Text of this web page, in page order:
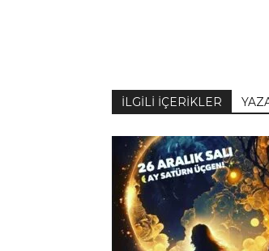
İLGİLİ İÇERİKLER